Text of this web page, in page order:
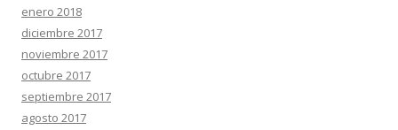
enero 2018
diciembre 2017
noviembre 2017
octubre 2017
septiembre 2017
agosto 2017